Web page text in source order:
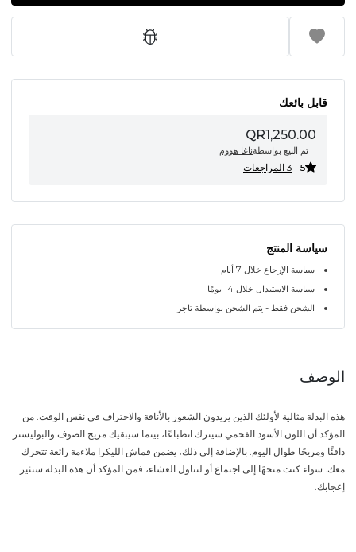
قابل بائعك
QR1,250.00
تم البيع بواسطةناغا هووم
5 3 المراجعات
سياسة المنتج
سياسة الإرجاع خلال 7 أيام
سياسة الاستبدال خلال 14 يومًا
الشحن فقط - يتم الشحن بواسطة تاجر
الوصف
هذه البدلة مثالية لأولئك الذين يريدون الشعور بالأناقة والاحتراف في نفس الوقت. من
المؤكد أن اللون الأسود الفحمي سيترك انطباعًا، بينما سيبقيك مزيج الصوف والبوليستر
دافئًا ومريحًا طوال اليوم. بالإضافة إلى ذلك، يضمن قماش الليكرا ملاءمة رائعة تتحرك
معك. سواء كنت متجهًا إلى اجتماع أو لتناول العشاء، فمن المؤكد أن هذه البدلة ستثير
إعجابك.